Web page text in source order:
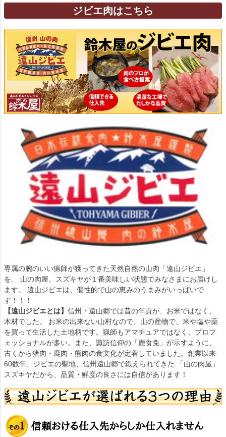
ジビエ肉はこちら
専属の腕のいい猟師が獲ってきた天然自然の山肉「遠山ジビエ」
を、 山の肉屋、スズキヤが１番美味しい状態でみなさまにお届けし
ます。 遠山ジビエは、個性的で山の恵みのうまみがいっぱいで
す！！！
【遠山ジビエとは】 信州・遠山郷では昔の年貢が、お米ではなく、
木材でした。 お米の出来ない山村なので、山の産物で、米や塩や薬
を買って生活した土地柄です。猟師もアマチュアではなく、プロフ
ェッショナルが多い。また、諏訪信仰の「鹿食免」が示すように、
古くから猪肉・鹿肉・熊肉の食文化が定着していました。創業以来
60数年、ジビエの聖地、信州遠山郷で鍛えられてきた 「山の肉屋」
スズキヤだから、品質・鮮度の良さには自信があります！